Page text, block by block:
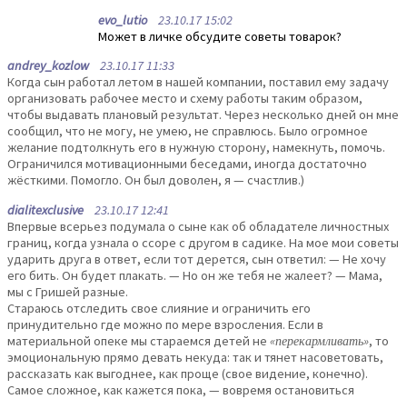
evo_lutio23.10.17 15:02
Может в личке обсудите советы товарок?
andrey_kozlow23.10.17 11:33
Когда сын работал летом в нашей компании, поставил ему задачу
организовать рабочее место и схему работы таким образом,
чтобы выдавать плановый результат. Через несколько дней он мне
сообщил, что не могу, не умею, не справлюсь. Было огромное
желание подтолкнуть его в нужную сторону, намекнуть, помочь.
Ограничился мотивационными беседами, иногда достаточно
жёсткими. Помогло. Он был доволен, я — счастлив.)
dialitexclusive 23.10.17 12:41
Впервые всерьез подумала о сыне как об обладателе личностных
границ, когда узнала о ссоре с другом в садике. На мое мои советы
ударить друга в ответ, если тот дерется, сын ответил: — Не хочу
его бить. Он будет плакать. — Но он же тебя не жалеет? — Мама,
мы с Гришей разные.
Стараюсь отследить свое слияние и ограничить его
принудительно где можно по мере взросления. Если в
материальной опеке мы стараемся детей не «перекармливать», то
эмоциональную прямо девать некуда: так и тянет насоветовать,
рассказать как выгоднее, как проще (свое видение, конечно).
Самое сложное, как кажется пока, — вовремя остановиться